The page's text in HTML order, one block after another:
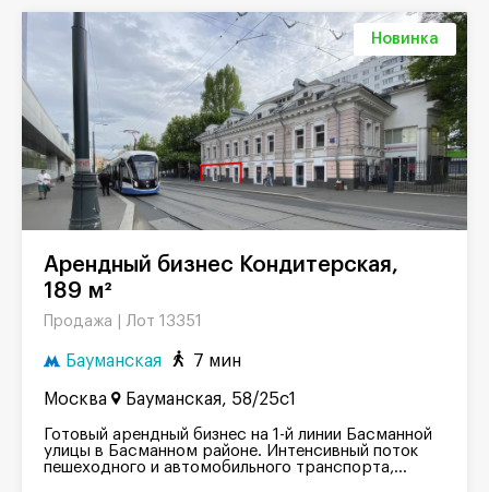
Новинка
Арендный бизнес Кондитерская,
189 м²
Продажа | Лот 13351
Бауманская 7 мин
Москва Бауманская, 58/25с1
Готовый арендный бизнес на 1-й линии Басманной
улицы в Басманном районе. Интенсивный поток
пешеходного и автомобильного транспорта,...